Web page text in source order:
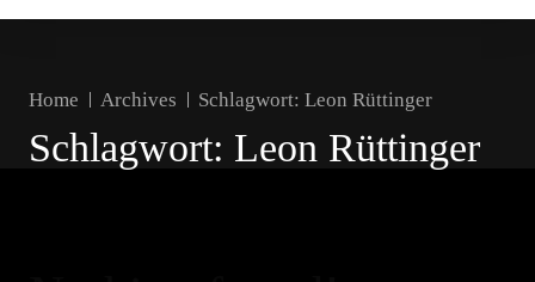
Home Archives Schlagwort: Leon Rüttinger
Schlagwort: Leon Rüttinger